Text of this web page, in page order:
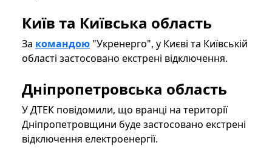
Київ та Київська область
​​​​​​​За командою "Укренерго", у Києві та Київській
області застосовано екстрені відключення.
Дніпропетровська область
​​​​​​​У ДТЕК повідомили, що вранці на території
Дніпропетровщини буде застосовано екстрені
відключення електроенергії.